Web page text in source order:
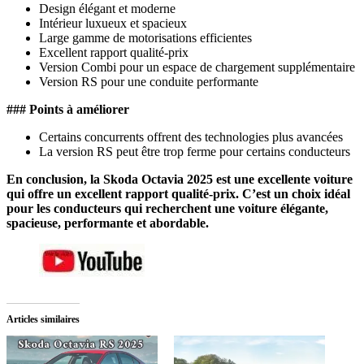
Design élégant et moderne
Intérieur luxueux et spacieux
Large gamme de motorisations efficientes
Excellent rapport qualité-prix
Version Combi pour un espace de chargement supplémentaire
Version RS pour une conduite performante
### Points à améliorer
Certains concurrents offrent des technologies plus avancées
La version RS peut être trop ferme pour certains conducteurs
En conclusion, la Skoda Octavia 2025 est une excellente voiture
qui offre un excellent rapport qualité-prix. C’est un choix idéal
pour les conducteurs qui recherchent une voiture élégante,
spacieuse, performante et abordable.
Articles similaires